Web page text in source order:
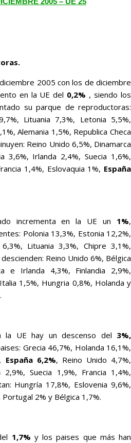
2005 con los de diciembre
en la UE del 0,2% , siendo los
su parque de reproductoras:
Lituania 7,3%, Letonia 5,5%,
Alemania 1,5%, Republica Checa
Reino Unido 6,5%, Dinamarca
3,6%, Irlanda 2,4%, Suecia 1,6%,
1,4%, Eslovaquia 1%, España
incrementa en la UE un 1%,
Polonia 13,3%, Estonia 12,2%,
Lituania 3,3%, Chipre 3,1%,
Reino Unido 6%, Bélgica
e Irlanda 4,3%, Finlandia 2,9%,
1,5%, Hungria 0,8%, Holanda y
la UE hay un descenso del 3%,
Grecia 46,7%, Holanda 16,1%,
España 6,2%, Reino Unido 4,7%,
Suecia 1,9%, Francia 1,4%,
Hungría 17,8%, Eslovenia 9,6%,
Portugal 2% y Bélgica 1,7%.
1,7% y los paises que más han